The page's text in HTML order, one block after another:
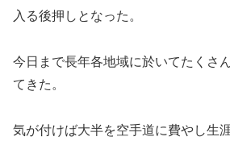
入る後押しとなった。
今日まで長年各地域に於いてたくさ
てきた。
気が付けば大半を空手道に費やし生